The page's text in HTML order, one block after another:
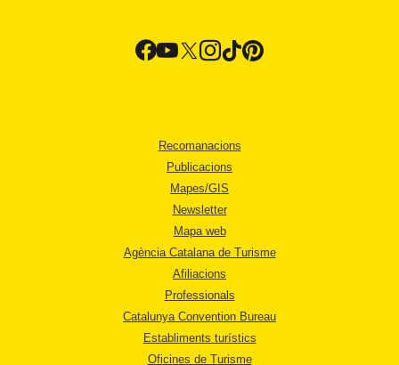
Recomanacions
Publicacions
Mapes/GIS
Newsletter
Mapa web
Agència Catalana de Turisme
Afiliacions
Professionals
Catalunya Convention Bureau
Establiments turístics
Oficines de Turisme